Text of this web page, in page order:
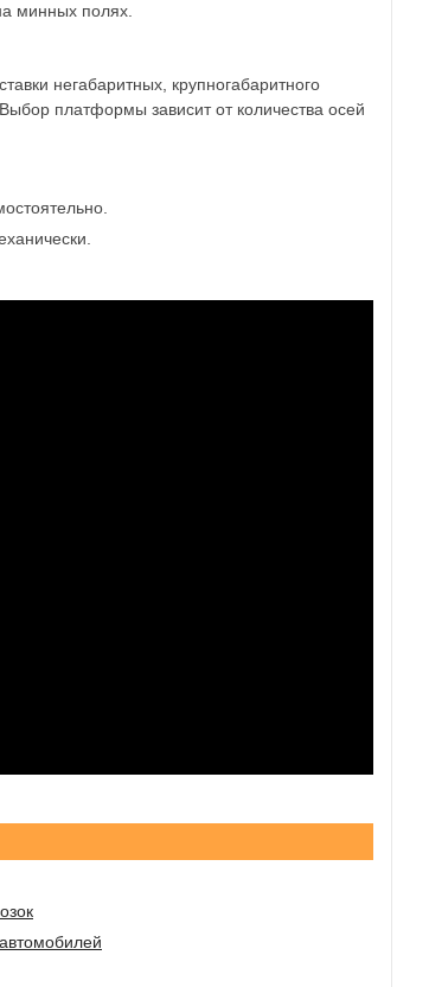
минных полях.
негабаритных, крупногабаритного
платформы зависит от количества осей